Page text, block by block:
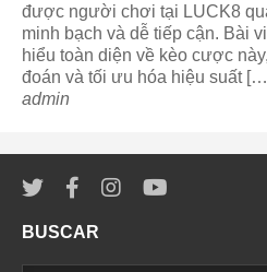
được người chơi tại LUCK8
minh bạch và dễ tiếp cận. Bài
hiểu toàn diện về kèo cược
đoán và tối ưu hóa hiệu suất
admin
BUSCAR